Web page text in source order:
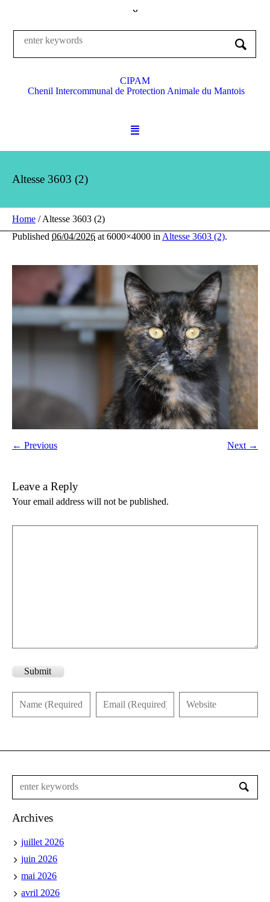
CIPAM
Chenil Intercommunal de Protection Animale du Mantois
Altesse 3603 (2)
Home /Altesse 3603 (2)
Published 06/04/2026 at 6000×4000 in Altesse 3603 (2).
← Previous Next →
Leave a Reply
Your email address will not be published.
Submit
Archives
juillet 2026
juin 2026
mai 2026
avril 2026